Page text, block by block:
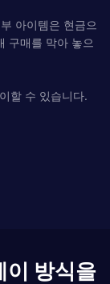
아이템은 현금으
구매를 막아 놓으
할 수 있습니다.
이 방식을